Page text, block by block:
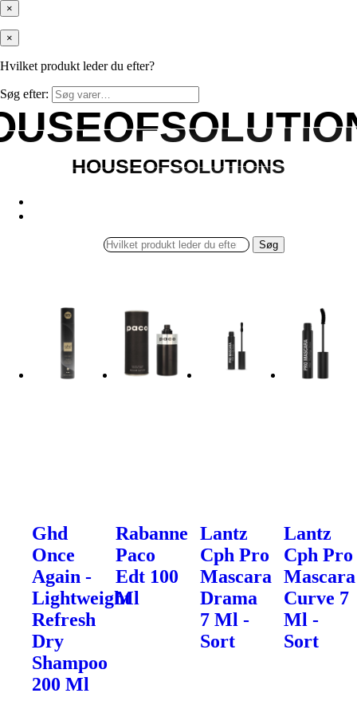
×
×
Hvilket produkt leder du efter?
Søg efter:
HOUSEOFSOLUTIONS
HOUSEOFSOLUTIONS
Søg
Ghd
Once
Again -
Lightweight
Refresh
Dry
Shampoo
200 Ml
Rabanne
Paco
Edt 100
Ml
Lantz
Cph Pro
Mascara
Drama
7 Ml -
Sort
Lantz
Cph Pro
Mascara
Curve 7
Ml -
Sort